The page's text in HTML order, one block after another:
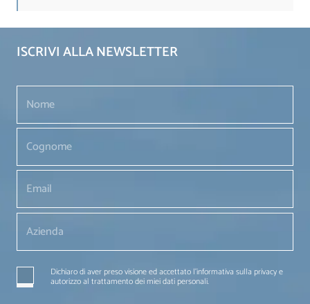
ISCRIVI ALLA NEWSLETTER
Dichiaro di aver preso visione ed accettato l'informativa sulla privacy e
autorizzo al trattamento dei miei dati personali.